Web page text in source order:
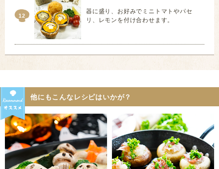
12
器に盛り、お好みでミニトマトやパセ
リ、レモンを付け合わせます。
他にもこんなレシピはいかが？